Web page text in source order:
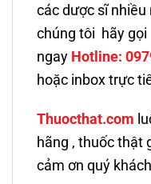
các dược sĩ
chúng tôi hãy gọi
ngay Hotline:
hoặc inbox trực
Thuocthat.com
hãng , thuốc thật
cảm ơn quý